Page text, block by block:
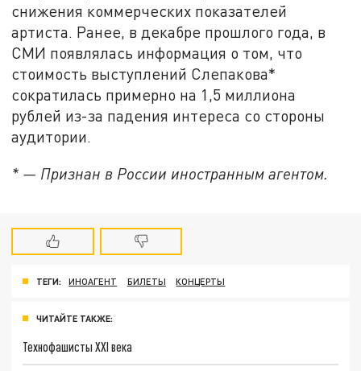
снижения коммерческих показателей
артиста. Ранее, в декабре прошлого года, в
СМИ появлялась информация о том, что
стоимость выступлений Слепакова*
сократилась примерно на 1,5 миллиона
рублей из-за падения интереса со стороны
аудитории.
* — Признан в России иностранным агентом.
ТЕГИ: ИНОАГЕНТ БИЛЕТЫ КОНЦЕРТЫ
ЧИТАЙТЕ ТАКЖЕ:
Технофашисты XXI века